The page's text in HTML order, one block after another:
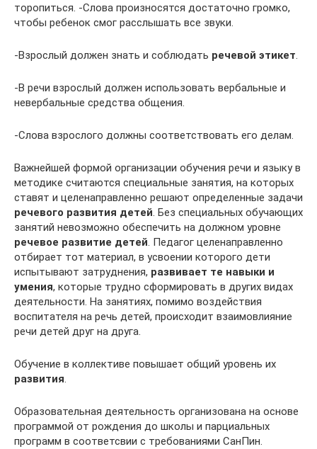
торопиться. -Слова произносятся достаточно громко,
чтобы ребенок смог расслышать все звуки.
-Взрослый должен знать и соблюдать речевой этикет.
-В речи взрослый должен использовать вербальные и
невербальные средства общения.
-Слова взрослого должны соответствовать его делам.
Важнейшей формой организации обучения речи и языку в
методике считаются специальные занятия, на которых
ставят и целенаправленно решают определенные задачи
речевого развития детей. Без специальных обучающих
занятий невозможно обеспечить на должном уровне
речевое развитие детей. Педагог целенаправленно
отбирает тот материал, в усвоении которого дети
испытывают затруднения, развивает те навыки и
умения, которые трудно сформировать в других видах
деятельности. На занятиях, помимо воздействия
воспитателя на речь детей, происходит взаимовлияние
речи детей друг на друга.
Обучение в коллективе повышает общий уровень их
развития.
Образовательная деятельность организована на основе
программой от рождения до школы и парциальных
программ в соответсвии с требованиями СанПин.